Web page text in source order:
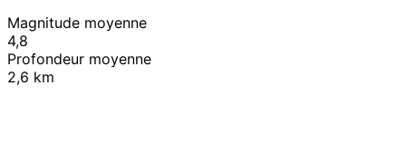
Magnitude moyenne
4,8
Profondeur moyenne
2,6 km